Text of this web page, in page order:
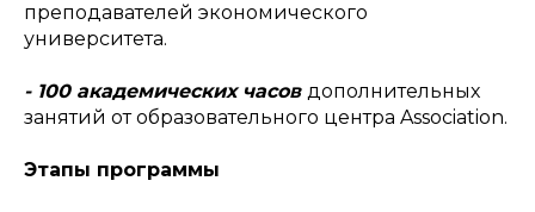
преподавателей экономического
университета.
- 100 академических часов дополнительных
занятий от образовательного центра Association.
Этапы программы